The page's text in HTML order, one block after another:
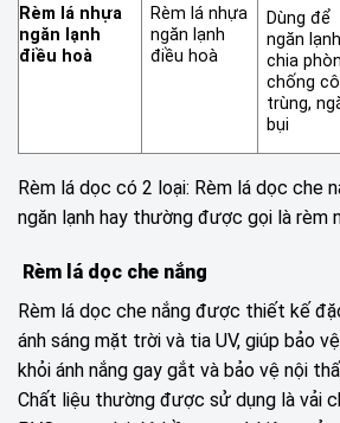
Rèm lá nhựa
ngăn lạnh
điều hoà
Rèm lá nhựa
ngăn lạnh
điều hoà
Dùng để
ngăn
chia
chống
trùng,
bụi
Rèm lá dọc có 2 loại: Rèm lá dọc che
ngăn lạnh hay thường được gọi là rèm
Rèm lá dọc che nắng
Rèm lá dọc che nắng được thiết kế
ánh sáng mặt trời và tia UV, giúp bảo
khỏi ánh nắng gay gắt và bảo vệ nội
Chất liệu thường được sử dụng là vải